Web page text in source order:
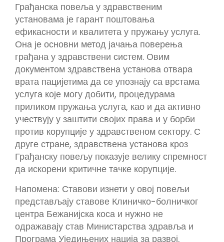
Грађанска повеља у здравственим
установама је гарант поштовања
ефикасности и квалитета у пружању услуга.
Она је основни метод јачања поверења
грађана у здравствени систем. Овим
документом здравствена установа отвара
врата пацијетима да се упознају са врстама
услуга које могу добити, процедурама
приликом пружања услуга, као и да активно
учествују у заштити својих права и у борби
против корупције у здравственом сектору. С
друге стране, здравствена установа кроз
Грађанску повељу показује велику спремност
да искорени критичне тачке корупције.
Напомена: Ставови изнети у овој повељи
представљају ставове Клиничко-болничког
центра Бежанијска коса и нужно не
одражавају став Министарства здравља и
Програма Уједињених нација за развој.